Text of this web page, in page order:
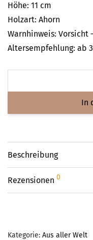
Höhe: 11 cm
Holzart: Ahorn
Warnhinweis: Vorsicht
Altersempfehlung: ab
In
Beschreibung
Rezensionen 0
Kategorie: Aus aller Welt